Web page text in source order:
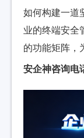
如何构建一道
业的终端安全
的功能矩阵，
安企神咨询电